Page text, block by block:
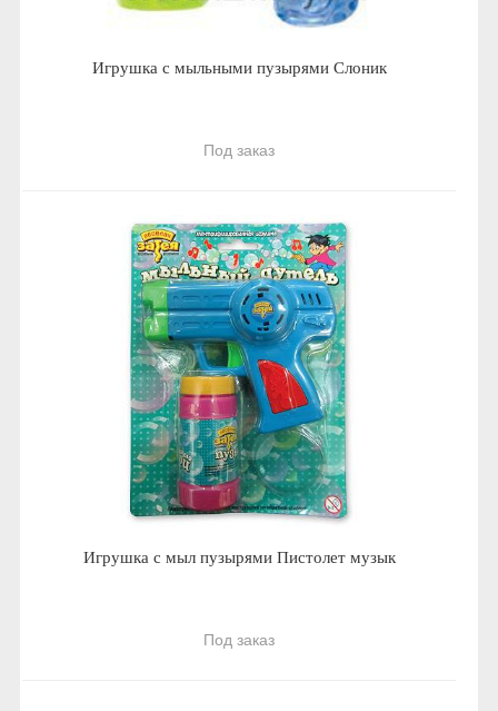
Игрушка с мыльными пузырями Слоник
Под заказ
Игрушка с мыл пузырями Пистолет музык
Под заказ